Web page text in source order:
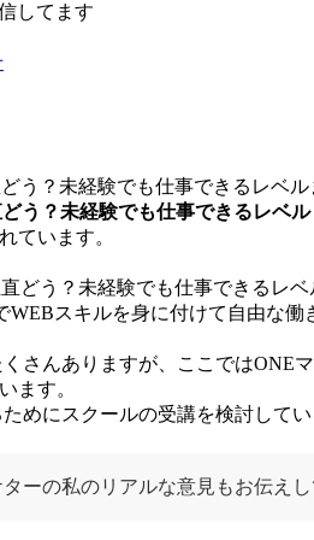
してます
う？未経験でも仕事できるレベル
う？未経験でも仕事できるレベ
ています。
WEBスキルを身に付けて自由な
さんありますが、ここではONE
ます。
めにスクールの受講を検討して
ーの私のリアルな意見もお伝え